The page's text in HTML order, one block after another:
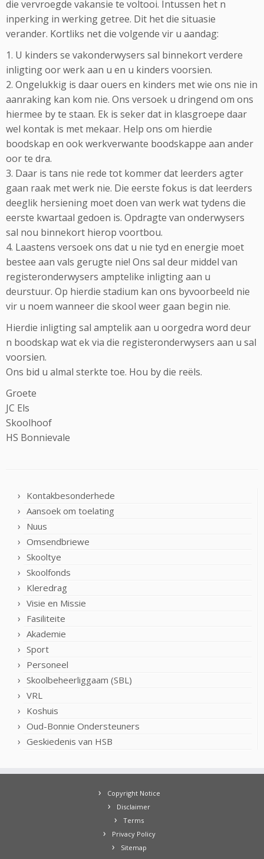
die vervroegde vakansie te voltooi. Intussen het n
inperking in werking getree. Dit het die situasie
verander. Kortliks net die volgende vir u aandag:
1. U kinders se vakonderwysers sal binnekort verdere
inligting oor werk aan u en u kinders voorsien.
2. Ongelukkig is daar ouers en kinders met wie ons nie in
aanraking kan kom nie. Ons versoek u dringend om ons
hiermee by te staan. Ek is seker dat in klasgroepe daar
wel kontak is met mekaar. Help ons om hierdie
boodskap en ook werkverwante boodskappe aan ander
oor te dra.
3. Daar is tans nie rede tot kommer dat leerders agter
gaan raak met werk nie. Die eerste fokus is dat leerders
deeglik hersiening moet doen van werk wat tydens die
eerste kwartaal gedoen is. Opdragte van onderwysers
sal nou binnekort hierop voortbou.
4. Laastens versoek ons dat u nie tyd en energie moet
bestee aan vals gerugte nie! Ons sal deur middel van
registeronderwysers amptelike inligting aan u
deurstuur. Op hierdie stadium kan ons byvoorbeeld nie
vir u noem wanneer die skool weer gaan begin nie.
Hierdie inligting sal amptelik aan u oorgedra word deur
n boodskap wat ek via die registeronderwysers aan u sal
voorsien.
Ons bid u almal sterkte toe. Hou by die reëls.
Groete
JC Els
Skoolhoof
HS Bonnievale
Kontakbesonderhede
Aansoek om toelating
Nuus
Omsendbriewe
Skooltye
Skoolfonds
Kleredrag
Visie en Missie
Fasiliteite
Akademie
Sport
Personeel
Skoolbeheerliggaam (SBL)
VRL
Koshuis
Oud-Bonnie Ondersteuners
Geskiedenis van HSB
Copyright Notice
Disclaimer
Terms
Privacy Policy
Sitemap